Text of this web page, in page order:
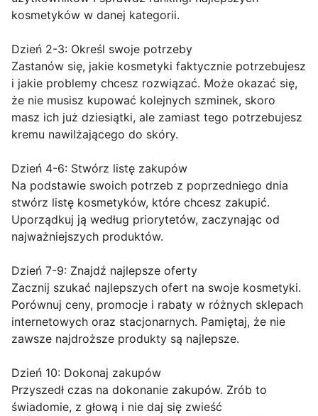
kosmetyków w danej kategorii.
Dzień 2-3: Określ swoje potrzeby
Zastanów się, jakie kosmetyki faktycznie potrzebujesz
i jakie problemy chcesz rozwiązać. Może okazać się,
że nie musisz kupować kolejnych szminek, skoro
masz ich już dziesiątki, ale zamiast tego potrzebujesz
kremu nawilżającego do skóry.
Dzień 4-6: Stwórz listę zakupów
Na podstawie swoich potrzeb z poprzedniego dnia
stwórz listę kosmetyków, które chcesz zakupić.
Uporządkuj ją według priorytetów, zaczynając od
najważniejszych produktów.
Dzień 7-9: Znajdź najlepsze oferty
Zacznij szukać najlepszych ofert na swoje kosmetyki.
Porównuj ceny, promocje i rabaty w różnych sklepach
internetowych oraz stacjonarnych. Pamiętaj, że nie
zawsze najdroższe produkty są najlepsze.
Dzień 10: Dokonaj zakupów
Przyszedł czas na dokonanie zakupów. Zrób to
świadomie, z głową i nie daj się zwieść